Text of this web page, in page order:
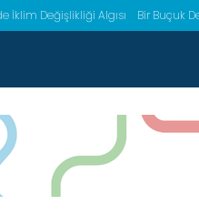
İklim Değişlikliği Algısı Bir Buçuk